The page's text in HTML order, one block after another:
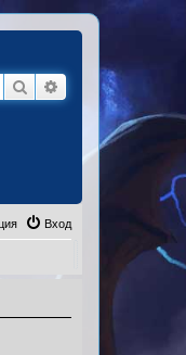
Поиск Расширенный
Вход